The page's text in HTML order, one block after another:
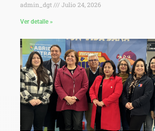
admin_dgt Julio 24, 2026
Ver detalle »